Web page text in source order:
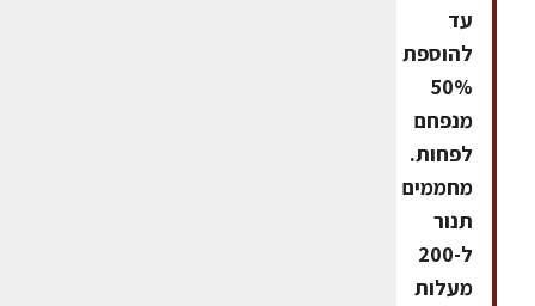
עד
להוספת
50%
מנפחם
לפחות.
מחממים
תנור
ל-200
מעלות